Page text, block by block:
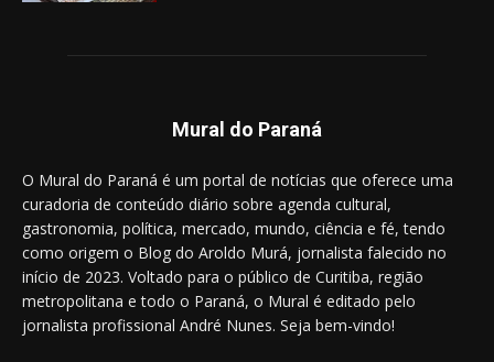
Mural do Paraná
O Mural do Paraná é um portal de notícias que oferece uma
curadoria de conteúdo diário sobre agenda cultural,
gastronomia, política, mercado, mundo, ciência e fé, tendo
como origem o Blog do Aroldo Murá, jornalista falecido no
início de 2023. Voltado para o público de Curitiba, região
metropolitana e todo o Paraná, o Mural é editado pelo
jornalista profissional André Nunes. Seja bem-vindo!